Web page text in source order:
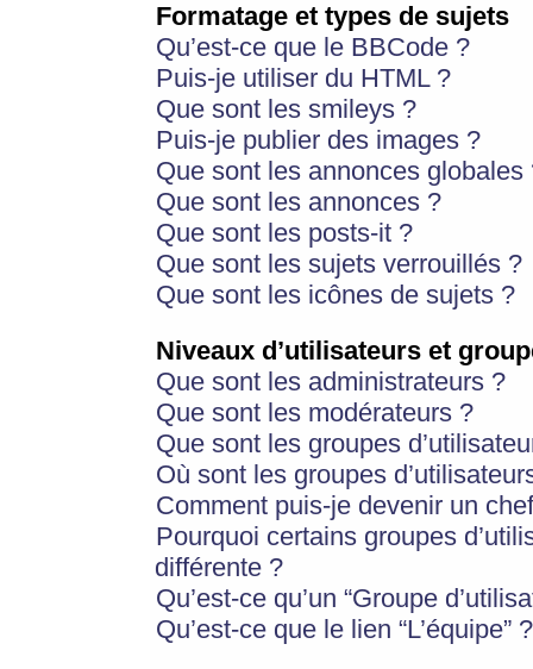
Formatage et types de sujets
Qu’est-ce que le BBCode ?
Puis-je utiliser du HTML ?
Que sont les smileys ?
Puis-je publier des images ?
Que sont les annonces globales
Que sont les annonces ?
Que sont les posts-it ?
Que sont les sujets verrouillés ?
Que sont les icônes de sujets ?
Niveaux d’utilisateurs et
Que sont les administrateurs ?
Que sont les modérateurs ?
Que sont les groupes
Où sont les groupes
Comment puis-je devenir un
Pourquoi certains groupes
différente ?
Qu’est-ce qu’un “Groupe
Qu’est-ce que le lien “L’équipe” ?